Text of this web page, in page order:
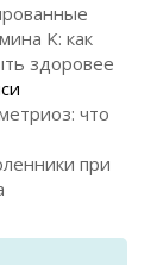
K: как
здоровее
что
при